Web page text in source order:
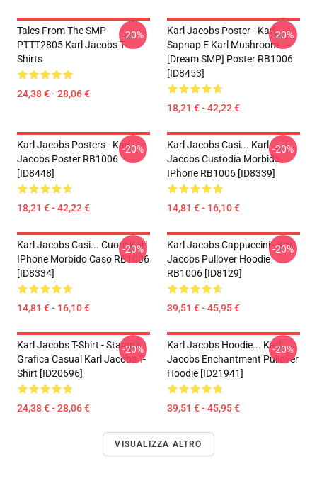
Tales From The SMP
PTTT2805 Karl Jacobs T-
Shirts
24,38 € - 28,06 €
-20%
Karl Jacobs Poster - Karl,
Sapnap E Karl Mushroom
[Dream SMP] Poster RB1006
[ID8453]
18,21 € - 42,22 €
-20%
Karl Jacobs Posters - Karl
Jacobs Poster RB1006
[ID8448]
18,21 € - 42,22 €
-20%
Karl Jacobs Casi... Karl
Jacobs Custodia Morbida
IPhone RB1006 [ID8339]
14,81 € - 16,10 €
-20%
Karl Jacobs Casi... Cuore Karl
IPhone Morbido Caso RB1006
[ID8334]
14,81 € - 16,10 €
-20%
Karl Jacobs Cappuccini - Karl
Jacobs Pullover Hoodie
RB1006 [ID8129]
39,51 € - 45,95 €
-20%
Karl Jacobs T-Shirt - Stampa
Grafica Casual Karl Jacobs T-
Shirt [ID20696]
24,38 € - 28,06 €
-20%
Karl Jacobs Hoodie... Karl
Jacobs Enchantment Pullover
Hoodie [ID21941]
39,51 € - 45,95 €
-20%
VISUALIZZA ALTRO